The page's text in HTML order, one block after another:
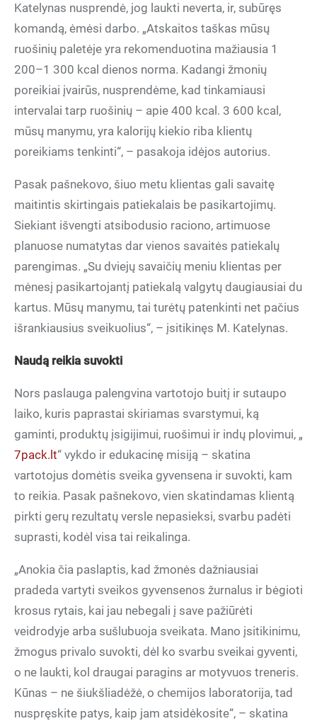
Katelynas nusprendė, jog laukti neverta, ir, subūręs
komandą, ėmėsi darbo. „Atskaitos taškas mūsų
ruošinių paletėje yra rekomenduotina mažiausia 1
200–1 300 kcal dienos norma. Kadangi žmonių
poreikiai įvairūs, nusprendėme, kad tinkamiausi
intervalai tarp ruošinių – apie 400 kcal. 3 600 kcal,
mūsų manymu, yra kalorijų kiekio riba klientų
poreikiams tenkinti“, – pasakoja idėjos autorius.
Pasak pašnekovo, šiuo metu klientas gali savaitę
maitintis skirtingais patiekalais be pasikartojimų.
Siekiant išvengti atsibodusio raciono, artimuose
planuose numatytas dar vienos savaitės patiekalų
parengimas. „Su dviejų savaičių meniu klientas per
mėnesį pasikartojantį patiekalą valgytų daugiausiai du
kartus. Mūsų manymu, tai turėtų patenkinti net pačius
išrankiausius sveikuolius“, – įsitikinęs M. Katelynas.
Naudą reikia suvokti
Nors paslauga palengvina vartotojo buitį ir sutaupo
laiko, kuris paprastai skiriamas svarstymui, ką
gaminti, produktų įsigijimui, ruošimui ir indų plovimui, „
7pack.lt“ vykdo ir edukacinę misiją – skatina
vartotojus domėtis sveika gyvensena ir suvokti, kam
to reikia. Pasak pašnekovo, vien skatindamas klientą
pirkti gerų rezultatų versle nepasieksi, svarbu padėti
suprasti, kodėl visa tai reikalinga.
„Anokia čia paslaptis, kad žmonės dažniausiai
pradeda vartyti sveikos gyvensenos žurnalus ir bėgioti
krosus rytais, kai jau nebegali į save pažiūrėti
veidrodyje arba sušlubuoja sveikata. Mano įsitikinimu,
žmogus privalo suvokti, dėl ko svarbu sveikai gyventi,
o ne laukti, kol draugai paragins ar motyvuos treneris.
Kūnas – ne šiukšliadėžė, o chemijos laboratorija, tad
nuspręskite patys, kaip jam atsidėkosite“, – skatina